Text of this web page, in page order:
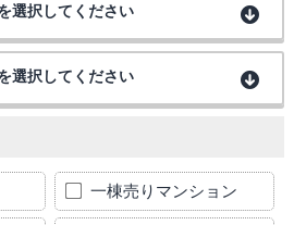
選択してください
選択してください
一棟売りマンション